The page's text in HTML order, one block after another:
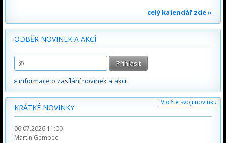
celý kalendář zde »
ODBĚR NOVINEK A AKCÍ
» informace o zasílání novinek a akcí
Vložte svoji novinku
KRÁTKÉ NOVINKY
06.07.2026 11:00
Martin Gembec